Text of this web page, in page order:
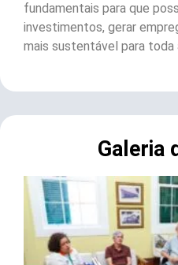
fundamentais para que
investimentos, gerar
mais sustentável para toda
Galeria